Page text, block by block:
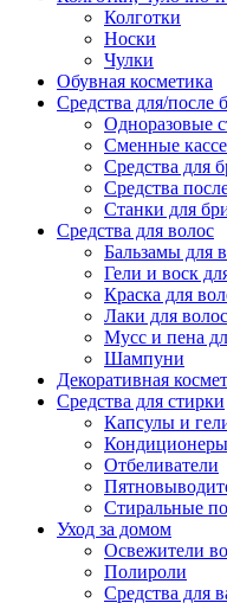
Колготки
Носки
Чулки
Обувная косметика
Средства для/после
Одноразовые
Сменные
Средства для
Средства
Станки для
Средства для волос
Бальзамы для
Гели и воск
Краска для
Лаки для волос
Мусс и пена
Шампуни
Декоративная
Средства для стирки
Капсулы и
Кондиционеры
Отбеливатели
Стиральные
Уход за домом
Освежители
Полироли
Средства для